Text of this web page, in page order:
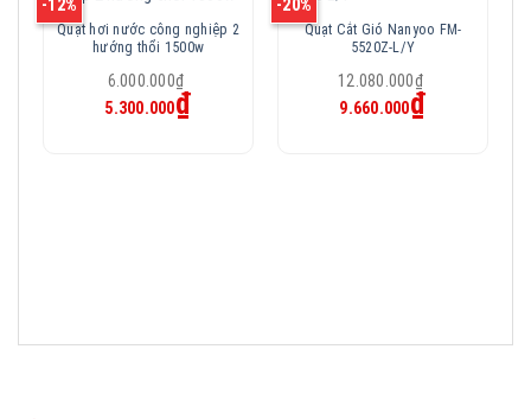
-12%
Quạt hơi nước công nghiệp 2
hướng thổi 1500w
6.000.000₫
gốc
là:
5.300.000₫
-20%
Quạt Cắt Gió Nanyoo FM-
5520Z-L/Y
12.080.000₫
9.660.000₫